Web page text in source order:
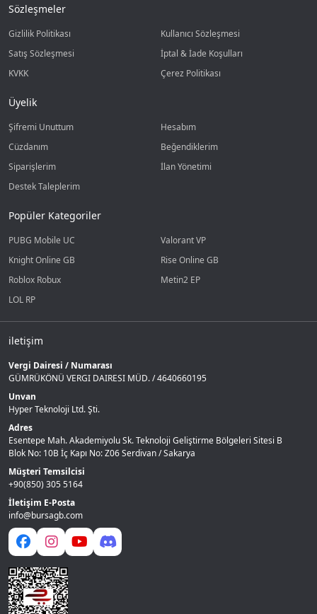
Sözleşmeler
Gizlilik Politikası
Kullanıcı Sözleşmesi
Satış Sözleşmesi
İptal & İade Koşulları
KVKK
Çerez Politikası
Üyelik
Şifremi Unuttum
Hesabım
Cüzdanım
Beğendiklerim
Siparişlerim
İlan Yönetimi
Destek Taleplerim
Popüler Kategoriler
PUBG Mobile UC
Valorant VP
Knight Online GB
Rise Online GB
Roblox Robux
Metin2 EP
LOL RP
iletişim
Vergi Dairesi / Numarası
GÜMRÜKÖNÜ VERGI DAIRESI MÜD. / 4640660195
Unvan
Hyper Teknoloji Ltd. Şti.
Adres
Esentepe Mah. Akademiyolu Sk. Teknoloji Geliştirme Bölgeleri Sitesi B
Blok No: 10B İç Kapı No: Z06 Serdivan / Sakarya
Müşteri Temsilcisi
+90(850) 305 5164
İletişim E-Posta
info@bursagb.com